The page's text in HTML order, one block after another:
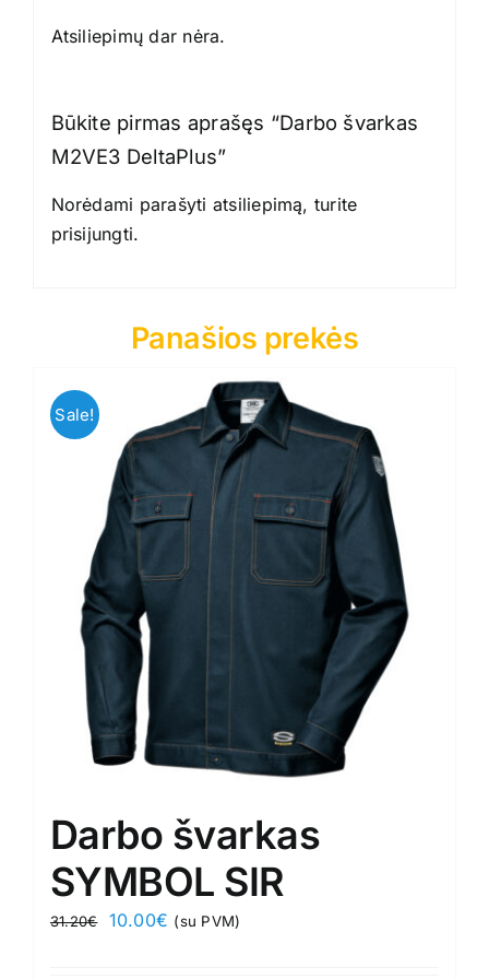
Atsiliepimų dar nėra.
Būkite pirmas aprašęs “Darbo švarkas
M2VE3 DeltaPlus”
Norėdami parašyti atsiliepimą, turite
prisijungti.
Panašios prekės
Sale!
Darbo švarkas
SYMBOL SIR
31.20€
Original
10.00€ Current
(su PVM)